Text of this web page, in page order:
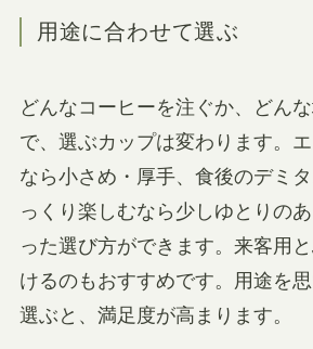
用途に合わせて選ぶ
どんなコーヒーを注ぐか、どん
で、選ぶカップは変わります。
なら小さめ・厚手、食後のデミ
っくり楽しむなら少しゆとりの
った選び方ができます。来客用
けるのもおすすめです。用途を
選ぶと、満足度が高まります。